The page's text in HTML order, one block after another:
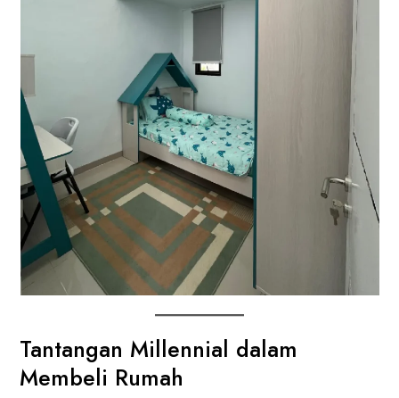
Tantangan Millennial dalam
Membeli Rumah